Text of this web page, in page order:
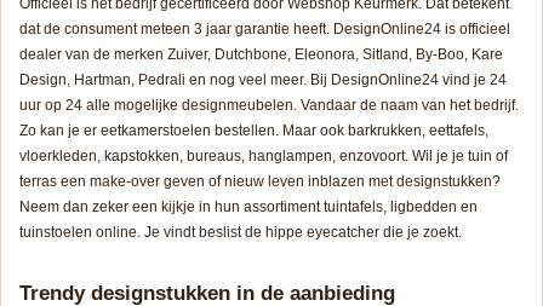
Officieel is het bedrijf gecertificeerd door Webshop Keurmerk. Dat betekent
dat de consument meteen 3 jaar garantie heeft. DesignOnline24 is officieel
dealer van de merken Zuiver, Dutchbone, Eleonora, Sitland, By-Boo, Kare
Design, Hartman, Pedrali en nog veel meer. Bij DesignOnline24 vind je 24
uur op 24 alle mogelijke designmeubelen. Vandaar de naam van het bedrijf.
Zo kan je er eetkamerstoelen bestellen. Maar ook barkrukken, eettafels,
vloerkleden, kapstokken, bureaus, hanglampen, enzovoort. Wil je je tuin of
terras een make-over geven of nieuw leven inblazen met designstukken?
Neem dan zeker een kijkje in hun assortiment tuintafels, ligbedden en
tuinstoelen online. Je vindt beslist de hippe eyecatcher die je zoekt.
Trendy designstukken in de aanbieding